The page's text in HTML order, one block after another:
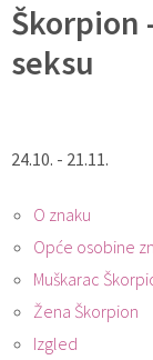
Škorpion
seksu
24.10. - 21.11.
O znaku
Opće osobine
Muškarac
Žena Škorpion
Izgled